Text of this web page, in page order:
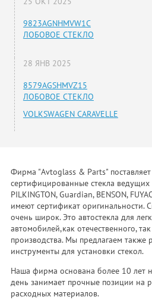
9823AGNHMVW1C
ЛОБОВОЕ СТЕКЛО
28 ЯНВ 2025
8579AGSHMVZ15
ЛОБОВОЕ СТЕКЛО
VOLKSWAGEN CARAVELLE
Фирма "Avtoglass & Parts"
сертифицированные стекла
PILKINGTON, Guardian, BENSON,
имеют сертификат оригинальности.
очень широк. Это автостекла для
автомобилей,как отечественного,
производства. Мы предлагаем также
инструменты для установки стекол.
Наша фирма основана более 10 лет
день занимает прочные позиции на
расходных материалов.